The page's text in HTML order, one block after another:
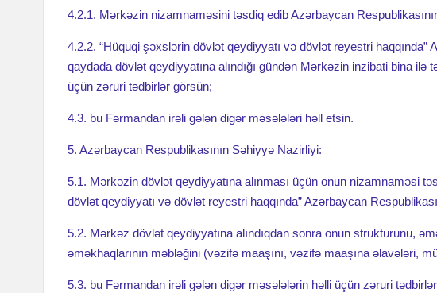
Səhiyyə Nazirliyi akademik M.A.Topçubaşov adına Elmi Cərrahiyyə
Şəhidlərimizin əziz xatirəsinə həsr olunmuş ağacəkmə aksiyası keçirildi
Səhiyyə Nazirliyi akademik M.A.Topçubaşov adına Elmi Cərrahiyyə
“Yaşıl dünya naminə həmrəylik ili” çərçivəsində növbəti ağacəkmə aksiyası
12 dekabr — Ulu öndər Heydər Əliyevin anım günüdür
Azərbaycanın ərazi bütövlüyü yolunda canlarını fəda etmiş Şəhidlərimizi
Səhiyyə Nazirliyi Akademik M.A.Topçubaşov adına Elmi Cərrahiyyə
əmələ gəlməsinə səbəb olan amilləri aşkar edib, vaxtında profilaktik
4.2.1. Mərkəzin nizamnaməsini təsdiq edib Azərbaycan
4.2.2. “Hüquqi şəxslərin dövlət qeydiyyatı və dövlət reyestri
qaydada dövlət qeydiyyatına alındığı gündən Mərkəzin inzibati bina
üçün zəruri tədbirlər görsün;
4.3. bu Fərmandan irəli gələn digər məsələləri həll etsin.
5. Azərbaycan Respublikasının Səhiyyə Nazirliyi:
5.1. Mərkəzin dövlət qeydiyyatına alınması üçün onun nizamnaməsi
dövlət qeydiyyatı və dövlət reyestri haqqında” Azərbaycan
5.2. Mərkəz dövlət qeydiyyatına alındıqdan sonra onun strukturunu,
əməkhaqlarının məbləğini (vəzifə maaşını, vəzifə maaşına əlavələri,
5.3. bu Fərmandan irəli gələn digər məsələlərin həlli üçün zəruri